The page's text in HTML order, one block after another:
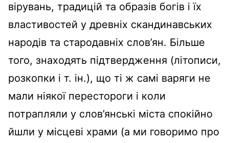
вірувань, традицій та образів богів і їх
властивостей у древніх скандинавських
народів та стародавніх слов’ян. Більше
того, знаходять підтвердження (літописи,
розкопки і т. ін.), що ті ж самі варяги не
мали ніякої перестороги і коли
потрапляли у слов’янські міста спокійно
йшли у місцеві храми (а ми говоримо про